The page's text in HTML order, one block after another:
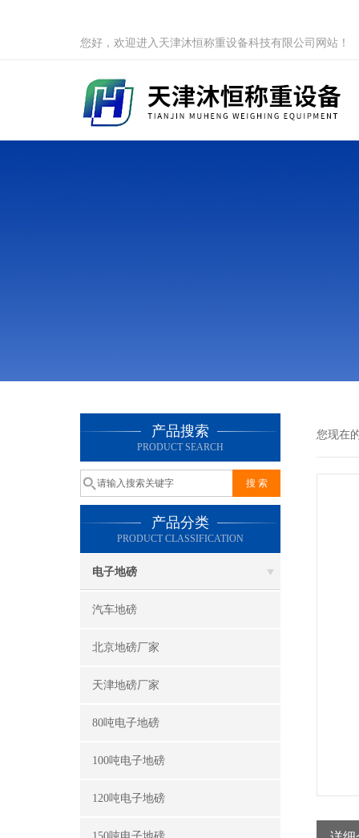
您好，欢迎进入天津沐恒称重设备科技有限公司网站！
产品搜索
PRODUCT SEARCH
产品分类
PRODUCT CLASSIFICATION
电子地磅
汽车地磅
北京地磅厂家
天津地磅厂家
80吨电子地磅
100吨电子地磅
120吨电子地磅
您现在